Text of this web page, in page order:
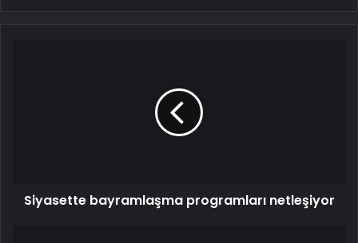
Siyasette bayramlaşma programları netleşiyor